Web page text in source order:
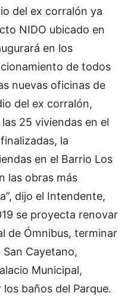
del ex corralón ya
NIDO ubicado en
en los
de todos
nuevas oficinas de
del ex corralón,
25 viviendas en el
la
en el Barrio Los
las obras más
dijo el Intendente,
se proyecta renovar
de Ómnibus, terminar
Cayetano,
Municipal,
baños del Parque.